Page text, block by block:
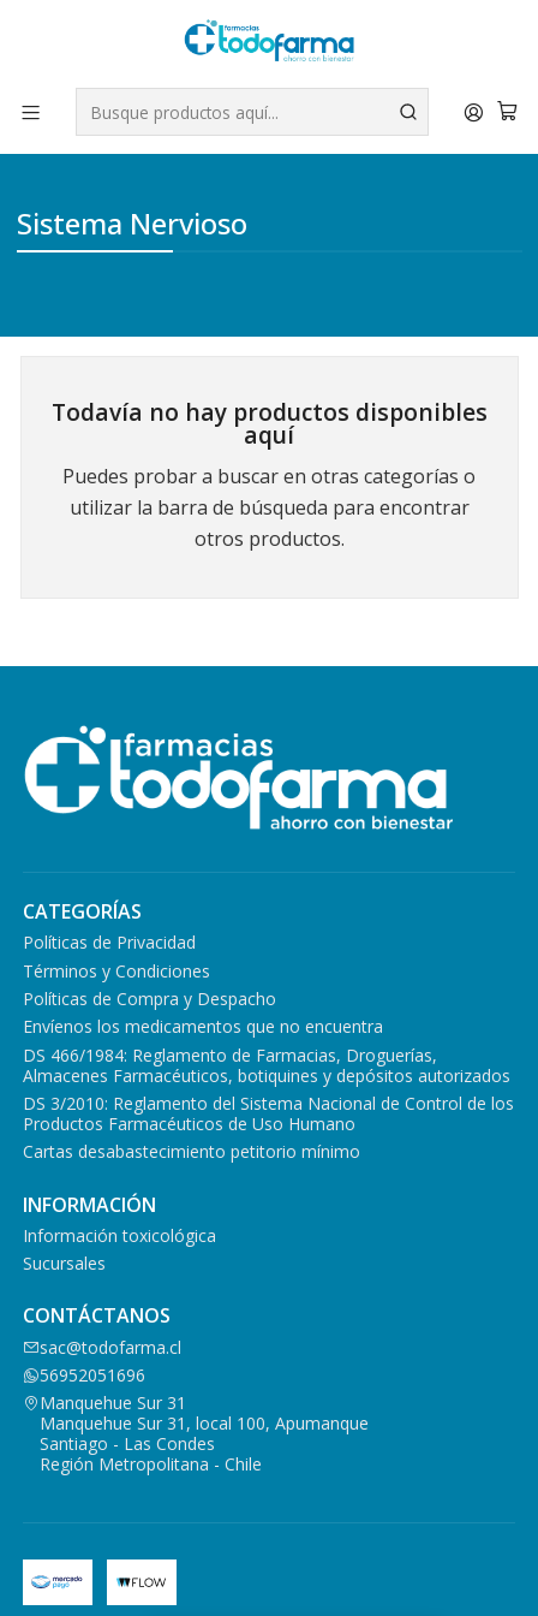
Tus compras tienen envío GRATIS por Rappi - Atención exclusiva
para Chile | WhatsApp +56
Leer más
Inicio Medicamentos Sistema Nervioso
Sistema Nervioso
Todavía no hay productos disponibles
aquí
Puedes probar a buscar en otras categorías o
utilizar la barra de búsqueda para encontrar
otros productos.
CATEGORÍAS
Políticas de Privacidad
Términos y Condiciones
Políticas de Compra y Despacho
Envíenos los medicamentos que no encuentra
DS 466/1984: Reglamento de Farmacias, Droguerías,
Almacenes Farmacéuticos, botiquines y depósitos autorizados
DS 3/2010: Reglamento del Sistema Nacional de Control de los
Productos Farmacéuticos de Uso Humano
Cartas desabastecimiento petitorio mínimo
INFORMACIÓN
Información toxicológica
Sucursales
CONTÁCTANOS
sac@todofarma.cl
56952051696
Manquehue Sur 31
Manquehue Sur 31, local 100, Apumanque
Santiago - Las Condes
Región Metropolitana - Chile